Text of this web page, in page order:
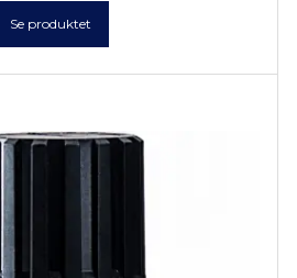
Se produktet